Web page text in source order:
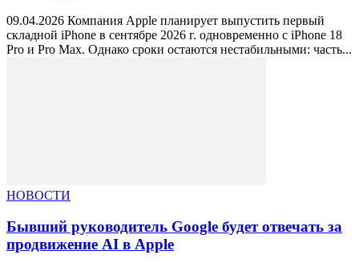
09.04.2026 Компания Apple планирует выпустить первый
складной iPhone в сентябре 2026 г. одновременно с iPhone 18
Pro и Pro Max. Однако сроки остаются нестабильными: часть...
НОВОСТИ
Бывший руководитель Google будет отвечать за
продвижение AI в Apple